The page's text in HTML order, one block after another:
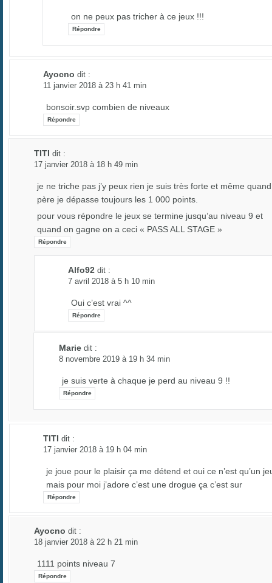
on ne peux pas tricher à ce jeux !!!
Répondre
Ayocno dit :
11 janvier 2018 à 23 h 41 min
bonsoir.svp combien de niveaux
Répondre
TITI dit :
17 janvier 2018 à 18 h 49 min
je ne triche pas j’y peux rien je suis très forte et même
père je dépasse toujours les 1 000 points.
pour vous répondre le jeux se termine jusqu’au niveau 9 et
quand on gagne on a ceci « PASS ALL STAGE »
Répondre
Alfo92 dit :
7 avril 2018 à 5 h 10 min
Oui c’est vrai ^^
Répondre
Marie dit :
8 novembre 2019 à 19 h 34 min
je suis verte à chaque je perd au niveau 9 !!
Répondre
TITI dit :
17 janvier 2018 à 19 h 04 min
je joue pour le plaisir ça me détend et oui ce n’est qu’un
mais pour moi j’adore c’est une drogue ça c’est sur
Répondre
Ayocno dit :
18 janvier 2018 à 22 h 21 min
1111 points niveau 7
Répondre